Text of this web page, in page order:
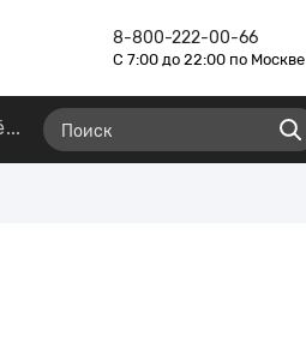
8-800-222-00-66
С 7:00 до 22:00 по Москве